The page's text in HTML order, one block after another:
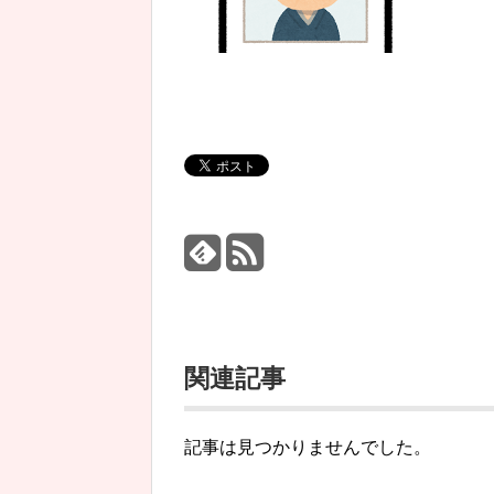
関連記事
記事は見つかりませんでした。